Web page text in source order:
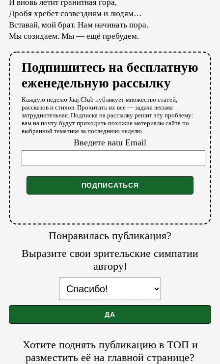
И вновь летит гранитная гора,
Дробя хребет созвездиям и людям…
Вставай, мой брат. Нам начинать пора.
Мы созидаем. Мы — ещё пребудем.
Подпишитесь на бесплатную
еженедельную рассылку
Каждую неделю Jaaj.Club публикует множество статей,
рассказов и стихов. Прочитать их все — задача весьма
затруднительная. Подписка на рассылку решит эту проблему:
вам на почту будут приходить похожие материалы сайта по
выбранной тематике за последнюю неделю.
Введите ваш Email
Понравилась публикация?
Выразите свои зрительские симпатии
автору!
Хотите поднять публикацию в ТОП и
разместить её на главной странице?